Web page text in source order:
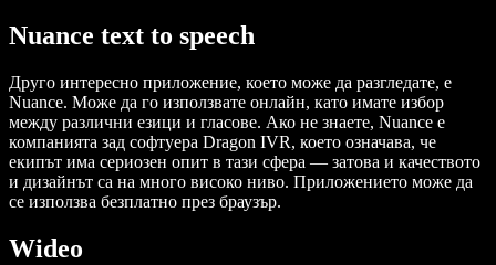
Nuance text to speech
Друго интересно приложение, което може да разгледате, е
Nuance. Може да го използвате онлайн, като имате избор
между различни езици и гласове. Ако не знаете, Nuance е
компанията зад софтуера Dragon IVR, което означава, че
екипът има сериозен опит в тази сфера — затова и качеството
и дизайнът са на много високо ниво. Приложението може да
се използва безплатно през браузър.
Wideo